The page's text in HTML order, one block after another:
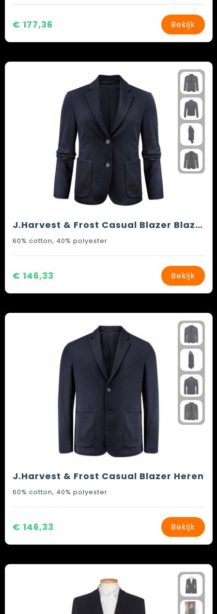
€ 177,36 Bekijk
J.Harvest & Frost Casual Blazer Blazer Dames
60% cotton, 40% polyester
€ 146,33 Bekijk
J.Harvest & Frost Casual Blazer Heren
60% cotton, 40% polyester
€ 146,33 Bekijk